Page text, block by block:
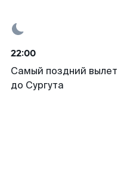
22:00
Самый поздний вылет
до Сургута